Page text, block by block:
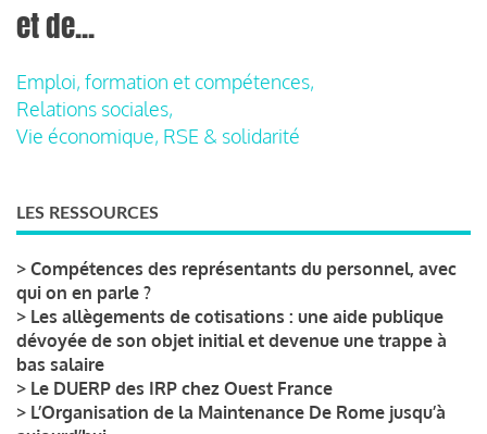
et de...
Emploi, formation et compétences,
Relations sociales,
Vie économique, RSE & solidarité
LES RESSOURCES
> Compétences des représentants du personnel, avec
qui on en parle ?
> Les allègements de cotisations : une aide publique
dévoyée de son objet initial et devenue une trappe à
bas salaire
> Le DUERP des IRP chez Ouest France
> L’Organisation de la Maintenance De Rome jusqu’à